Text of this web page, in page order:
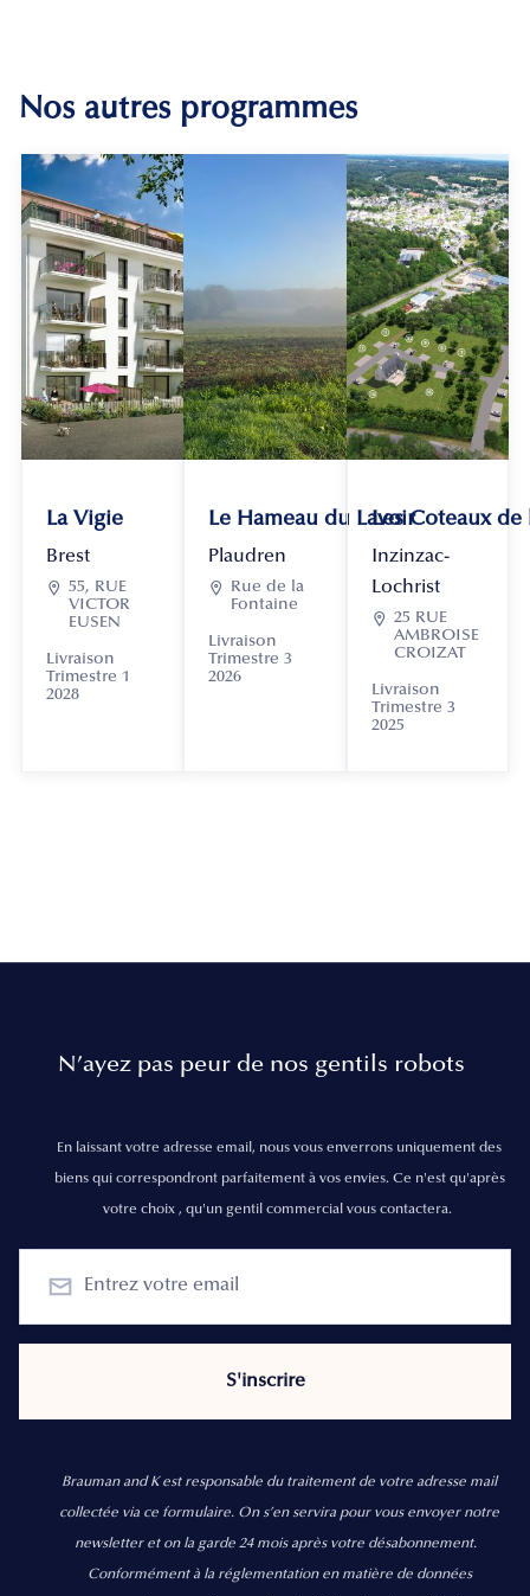
Nos autres programmes
La Vigie
Brest
 55, RUE
VICTOR
EUSEN
Livraison
Trimestre 1
2028
Le Hameau du Lavoir
Plaudren

Rue de la
Fontaine
Livraison
Trimestre 3
2026
Les Coteaux
Inzinzac-
Lochrist
 25 RUE
AMBROISE
CROIZAT
Livraison
Trimestre 3
2025
N’ayez pas peur de nos gentils robots
En laissant votre adresse email, nous vous enverrons uniquement des
biens qui correspondront parfaitement à vos envies. Ce n'est qu'après
votre choix , qu'un gentil commercial vous contactera.
Brauman and K est responsable du traitement de votre adresse mail
collectée via ce formulaire. On s’en servira pour vous envoyer notre
newsletter et on la garde 24 mois après votre désabonnement.
Conformément à la réglementation en matière de données